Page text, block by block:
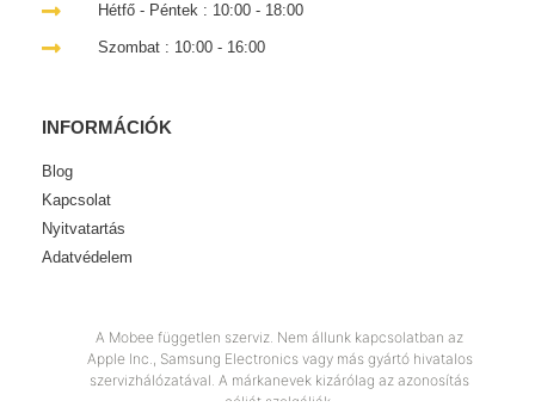
Hétfő - Péntek : 10:00 - 18:00
Szombat : 10:00 - 16:00
INFORMÁCIÓK
Blog
Kapcsolat
Nyitvatartás
Adatvédelem
A Mobee független szerviz. Nem állunk kapcsolatban az
Apple Inc., Samsung Electronics vagy más gyártó hivatalos
szervizhálózatával. A márkanevek kizárólag az azonosítás
célját szolgálják.